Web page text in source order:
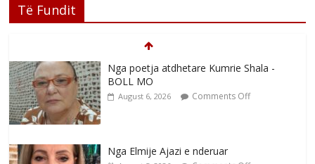
Të Fundit
Nga poetja atdhetare Kumrie Shala -
BOLL MO
August 6, 2026 Comments Off
Nga Elmije Ajazi e nderuar